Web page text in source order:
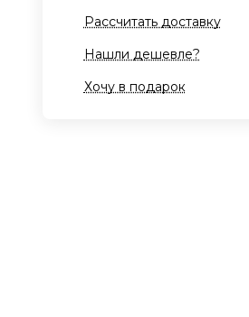
Рассчитать доставку
Нашли дешевле?
Хочу в подарок